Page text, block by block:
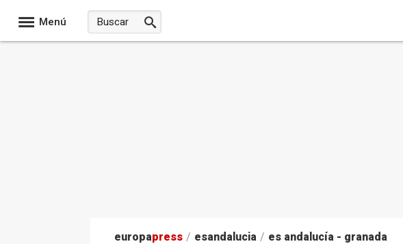
Menú
europapress / esandalucia / es andalucía - granada